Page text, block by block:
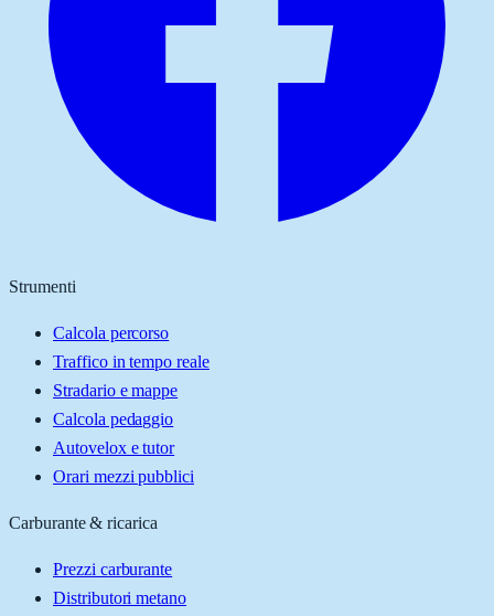
Strumenti
Calcola percorso
Traffico in tempo reale
Stradario e mappe
Calcola pedaggio
Autovelox e tutor
Orari mezzi pubblici
Carburante & ricarica
Prezzi carburante
Distributori metano